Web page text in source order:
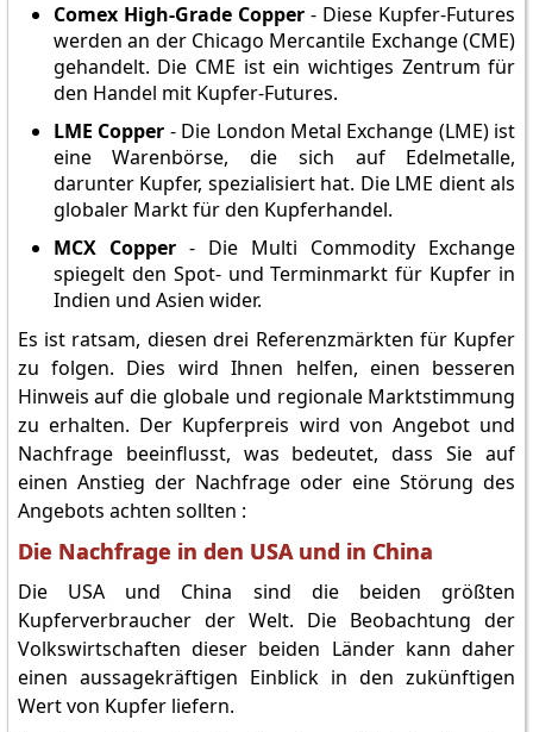
Comex High-Grade Copper- Diese Kupfer-Futures
werden an der Chicago Mercantile Exchange (CME)
gehandelt. Die CME ist ein wichtiges Zentrum für
den Handel mit Kupfer-Futures.
LME Copper - Die London Metal Exchange (LME) ist
eine Warenbörse, die sich auf Edelmetalle,
darunter Kupfer, spezialisiert hat. Die LME dient als
globaler Markt für den Kupferhandel.
MCX Copper- Die Multi Commodity Exchange
spiegelt den Spot- und Terminmarkt für Kupfer in
Indien und Asien wider.
Es ist ratsam, diesen drei Referenzmärkten für Kupfer
zu folgen. Dies wird Ihnen helfen, einen besseren
Hinweis auf die globale und regionale Marktstimmung
zu erhalten. Der Kupferpreis wird von Angebot und
Nachfrage beeinflusst, was bedeutet, dass Sie auf
einen Anstieg der Nachfrage oder eine Störung des
Angebots achten sollten :
Die Nachfrage in den USA und in China
Die USA und China sind die beiden größten
Kupferverbraucher der Welt. Die Beobachtung der
Volkswirtschaften dieser beiden Länder kann daher
einen aussagekräftigen Einblick in den zukünftigen
Wert von Kupfer liefern.